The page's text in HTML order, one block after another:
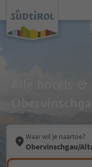
Waar wil je naartoe?
Obervinschgau/